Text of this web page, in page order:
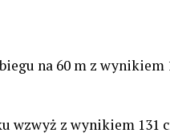
na 60 m z wynikiem
wzwyż z wynikiem 131